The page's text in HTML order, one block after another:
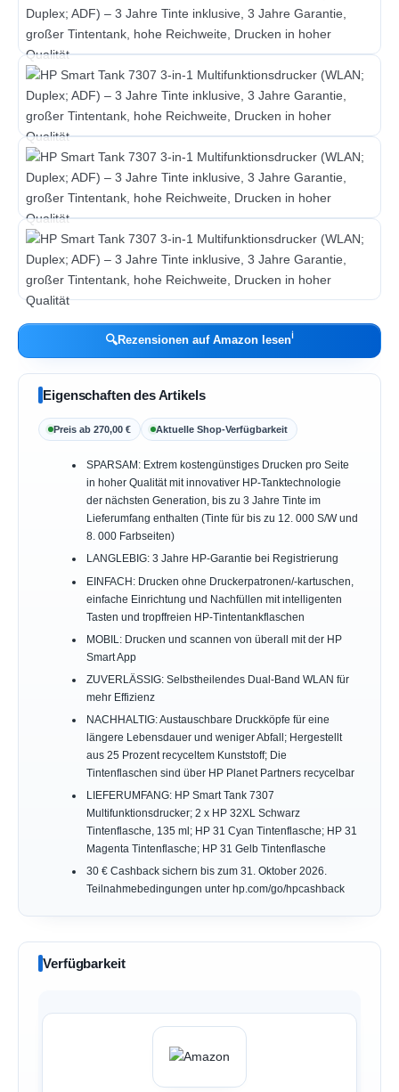
🔍Rezensionen auf Amazon lesenℹ︎
Eigenschaften des Artikels
Preis ab 270,00 € Aktuelle Shop-Verfügbarkeit
SPARSAM: Extrem kostengünstiges Drucken pro Seite
in hoher Qualität mit innovativer HP-Tanktechnologie
der nächsten Generation, bis zu 3 Jahre Tinte im
Lieferumfang enthalten (Tinte für bis zu 12. 000 S/W und
8. 000 Farbseiten)
LANGLEBIG: 3 Jahre HP-Garantie bei Registrierung
EINFACH: Drucken ohne Druckerpatronen/-kartuschen,
einfache Einrichtung und Nachfüllen mit intelligenten
Tasten und tropffreien HP-Tintentankflaschen
MOBIL: Drucken und scannen von überall mit der HP
Smart App
ZUVERLÄSSIG: Selbstheilendes Dual-Band WLAN für
mehr Effizienz
NACHHALTIG: Austauschbare Druckköpfe für eine
längere Lebensdauer und weniger Abfall; Hergestellt
aus 25 Prozent recyceltem Kunststoff; Die
Tintenflaschen sind über HP Planet Partners recycelbar
LIEFERUMFANG: HP Smart Tank 7307
Multifunktionsdrucker; 2 x HP 32XL Schwarz
Tintenflasche, 135 ml; HP 31 Cyan Tintenflasche; HP 31
Magenta Tintenflasche; HP 31 Gelb Tintenflasche
30 € Cashback sichern bis zum 31. Oktober 2026.
Teilnahmebedingungen unter hp.com/go/hpcashback
Verfügbarkeit